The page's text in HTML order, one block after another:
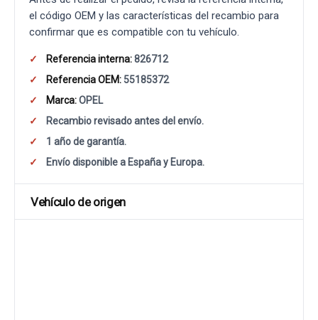
el código OEM y las características del recambio para
confirmar que es compatible con tu vehículo.
Referencia interna:826712
Referencia OEM: 55185372
Marca:OPEL
Recambio revisado antes del envío.
1 año de garantía.
Envío disponible a España y Europa.
Vehículo de origen